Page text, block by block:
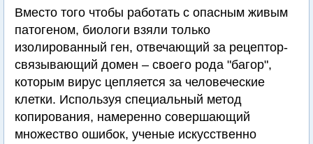
Вместо того чтобы работать с опасным живым
патогеном, биологи взяли только
изолированный ген, отвечающий за рецептор-
связывающий домен – своего рода "багор",
которым вирус цепляется за человеческие
клетки. Используя специальный метод
копирования, намеренно совершающий
множество ошибок, ученые искусственно